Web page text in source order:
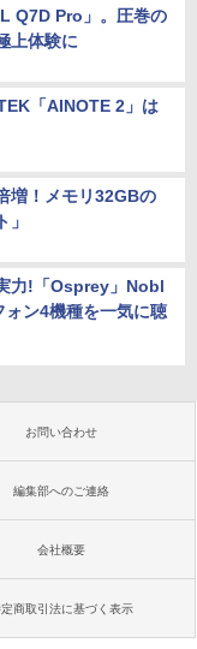
Q7D Pro」。圧巻の
上体験に
「AINOTE 2」は
増！メモリ32GBの
」
力!「Osprey」Nobl
ン4機種を一気に聴
お問い合わせ
編集部へのご連絡
会社概要
商取引法に基づく表示